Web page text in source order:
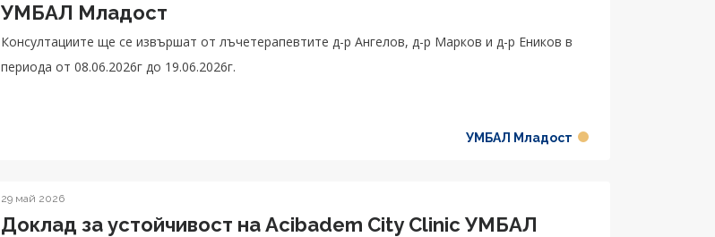
УМБАЛ Младост
Консултациите ще се извършат от лъчетерапевтите д-р Ангелов, д-р Марков и д-р Еников в
периода от 08.06.2026г до 19.06.2026г.
УМБАЛ Младост
29 май 2026
Доклад за устойчивост на Acibadem City Clinic УМБАЛ